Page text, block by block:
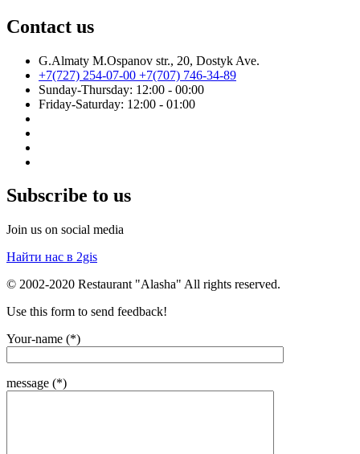
Contact us
G.Almaty M.Ospanov str., 20, Dostyk Ave.
+7(727) 254-07-00 +7(707) 746-34-89
Sunday-Thursday: 12:00 - 00:00
Friday-Saturday: 12:00 - 01:00
Subscribe to us
Join us on social media
Найти нас в 2gis
© 2002-2020 Restaurant "Alasha" All rights reserved.
Use this form to send feedback!
Your-name (*)
message (*)